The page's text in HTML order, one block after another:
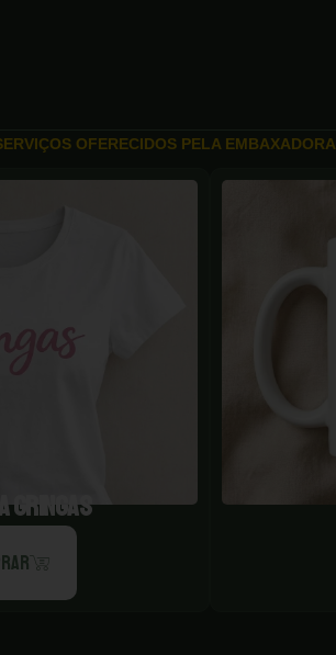
OFERECIDOS PELA EMBAXADORA
GRINGAS